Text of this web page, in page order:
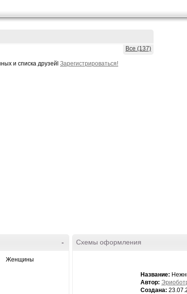
Все (137)
и списка друзейl Зарегистрироваться!
-
Женщины
Схемы оформления
Название:
Автор:
Создана: